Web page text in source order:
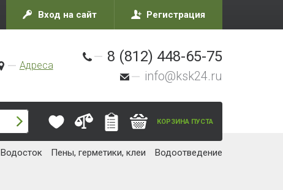
Вход на сайт Регистрация
Адреса
8 (812) 448-65-75
info@ksk24.ru
КОРЗИНА ПУСТА
Водосток Пены, герметики, клеи Водоотведение